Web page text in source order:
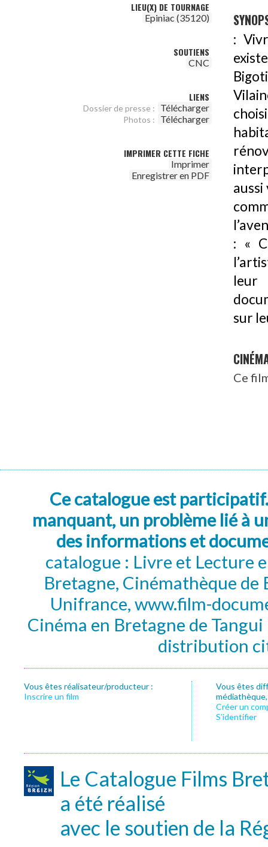
LIEU(X) DE TOURNAGE
Epiniac (35120)
SOUTIENS
CNC
LIENS
Dossier de presse : Télécharger
Photos : Télécharger
IMPRIMER CETTE FICHE
Imprimer
Enregistrer en PDF
:
aussi
: «
leur
sur
Ce
Ce catalogue est
manquant, un problème lié à
des informations et
catalogue : Livre et Lecture
Bretagne, Cinémathèque de
Unifrance, www.film-
Cinéma en Bretagne de
distribution
Vous êtes réalisateur/producteur :
Inscrire un film
Vous êtes
Créer un
S’identifier
Le Catalogue Films
a été réalisé
avec le soutien de la